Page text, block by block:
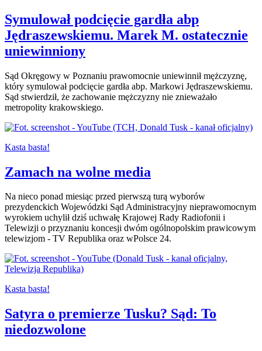
Symulował podcięcie gardła abp
Jędraszewskiemu. Marek M. ostatecznie
uniewinniony
Sąd Okręgowy w Poznaniu prawomocnie uniewinnił mężczyznę,
który symulował podcięcie gardła abp. Markowi Jędraszewskiemu.
Sąd stwierdził, że zachowanie mężczyzny nie znieważało
metropolity krakowskiego.
Kasta basta!
Zamach na wolne media
Na nieco ponad miesiąc przed pierwszą turą wyborów
prezydenckich Wojewódzki Sąd Administracyjny nieprawomocnym
wyrokiem uchylił dziś uchwałę Krajowej Rady Radiofonii i
Telewizji o przyznaniu koncesji dwóm ogólnopolskim prawicowym
telewizjom - TV Republika oraz wPolsce 24.
Kasta basta!
Satyra o premierze Tusku? Sąd: To
niedozwolone